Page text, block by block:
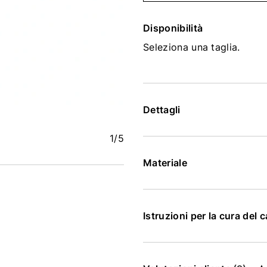
1/5
Disponibilità
Seleziona una taglia.
Dettagli
Materiale
Istruzioni per la cura del